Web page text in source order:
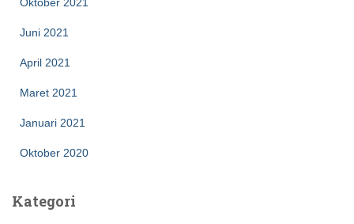
Oktober 2021
Juni 2021
April 2021
Maret 2021
Januari 2021
Oktober 2020
Kategori